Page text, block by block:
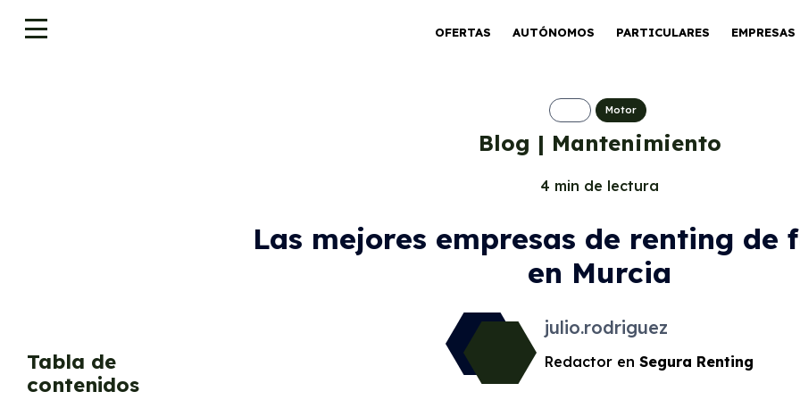
OFERTAS AUTÓNOMOS PARTICULARES EMPRESAS
Tabla de
contenidos
Motor
Blog | Mantenimiento
4 min de lectura
Las mejores empresas de renting de
en Murcia
julio.rodriguez
Redactor en Segura Renting